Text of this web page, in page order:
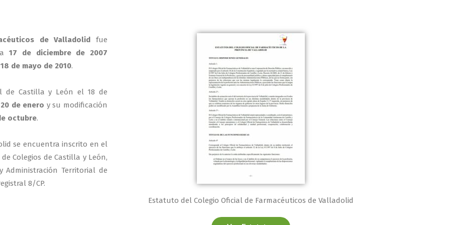
de Valladolid fue
17 de diciembre de 2007
18 de mayo de 2010.
de Castilla y León el 18 de
20 de enero y su modificación
octubre.
se encuentra inscrito en el
Colegios de Castilla y León,
Administración Territorial de
8/CP.
Estatuto del Colegio Oficial de Farmacéuticos de Valladolid